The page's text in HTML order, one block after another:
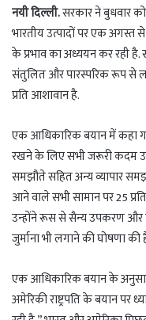
a
t
s
A
p
l
e
g
r
a
o
g
g
e
a
r
e
नयी दिल्ली.सरकार ने बुधवार को
भारतीय उत्पादों पर एक अगस्त
के प्रभाव का अध्ययन कर रही
संतुलित और पारस्परिक रूप से
प्रति आशावान है.
एक आधिकारिक बयान में कहा
रखने के लिए सभी जरूरी कदम
समझौते सहित अन्य व्यापार
आने वाले सभी सामान पर 25
उन्होंने रूस से सैन्य उपकरण
जुर्माना भी लगाने की घोषणा की
एक आधिकारिक बयान के
अमेरिकी राष्ट्रपति के बयान पर